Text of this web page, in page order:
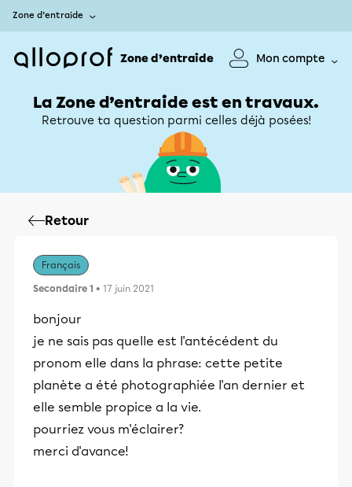
Zone d’entraide
Zone d’entraide Mon compte
La Zone d’entraide est en travaux.
Retrouve ta question parmi celles déjà posées!
Retour
Français
Secondaire 1 • 17 juin 2021
bonjour
je ne sais pas quelle est l'antécédent du
pronom elle dans la phrase: cette petite
planète a été photographiée l'an dernier et
elle semble propice a la vie.
pourriez vous m'éclairer?
merci d'avance!